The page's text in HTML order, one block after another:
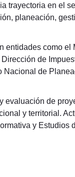
trayectoria en el
planeación,
entidades como
de
de
de
y territorial.
y Estudios